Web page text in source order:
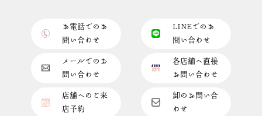
お電話でのお
問い合わせ
LINEでのお
問い合わせ
メールでのお
問い合わせ
各店舗へ直接
お問い合わせ
店舗へのご来
店予約
卸のお問い合
わせ